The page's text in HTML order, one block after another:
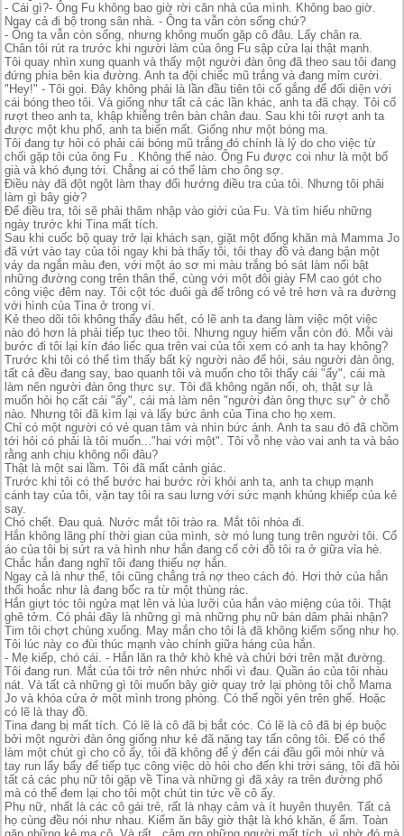
- Cái gì?- Ông Fu không bao giờ rời căn nhà của mình. Không bao giờ.
Ngay cả đi bộ trong sân nhà. - Ông ta vẫn còn sống chứ?
- Ông ta vẫn còn sống, nhưng không muốn gặp cô đâu. Lấy chân ra.
Chân tôi rút ra trước khi người làm của ông Fu sập cửa lại thật mạnh.
Tôi quay nhìn xung quanh và thấy một người đàn ông đã theo sau tôi đang
đứng phía bên kia đường. Anh ta đội chiếc mũ trắng và đang mỉm cười.
"Hey!" - Tôi gọi. Đây không phải là lần đầu tiên tôi cố gắng để đối diện với
cái bóng theo tôi. Và giống như tất cả các lần khác, anh ta đã chạy. Tôi cố
rượt theo anh ta, khập khiễng trên bàn chân đau. Sau khi tôi rượt anh ta
được một khu phố, anh ta biến mất. Giống như một bóng ma.
Tôi đang tự hỏi có phải cái bóng mũ trắng đó chính là lý do cho việc từ
chối gặp tôi của ông Fu . Không thể nào. Ông Fu được coi như là một bố
già và khó đụng tới. Chẳng ai có thể làm cho ông sợ.
Điều này đã đột ngột làm thay đổi hướng điều tra của tôi. Nhưng tôi phải
làm gì bây giờ?
Để điều tra, tôi sẽ phải thâm nhập vào giới của Fu. Và tìm hiểu những
ngày trước khi Tina mất tích.
Sau khi cuốc bộ quay trở lại khách sạn, giặt một đống khăn mà Mamma Jo
đã vứt vào tay của tôi ngay khi bà thấy tôi, tôi thay đồ và đang bận một
váy da ngắn màu đen, với một áo sơ mi màu trắng bó sát làm nổi bật
những đường cong trên thân thể, cùng với một đôi giày FM cao gót cho
công việc đêm nay. Tôi cột tóc đuôi gà để trông có vẻ trẻ hơn và ra đường
với hình của Tina ở trong ví.
Kẻ theo dõi tôi không thấy đâu hết, có lẽ anh ta đang làm việc một việc
nào đó hơn là phải tiếp tục theo tôi. Nhưng nguy hiểm vẫn còn đó. Mỗi vài
bước đi tôi lại kín đáo liếc qua trên vai của tôi xem có anh ta hay không?
Trước khi tôi có thể tìm thấy bất kỳ người nào để hỏi, sáu người đàn ông,
tất cả đều đang say, bao quanh tôi và muốn cho tôi thấy cái "ấy", cái mà
làm nên người đàn ông thực sự. Tôi đã không ngăn nổi, oh, thật sự là
muốn hỏi họ cất cái "ấy", cái mà làm nên "người đàn ông thực sự" ở chỗ
nào. Nhưng tôi đã kìm lại và lấy bức ảnh của Tina cho họ xem.
Chỉ có một người có vẻ quan tâm và nhìn bức ảnh. Anh ta sau đó đã chồm
tới hỏi có phải là tôi muốn..."hai với một". Tôi vỗ nhẹ vào vai anh ta và bảo
rằng anh chịu không nổi đâu?
Thật là một sai lầm. Tôi đã mất cảnh giác.
Trước khi tôi có thể bước hai bước rời khỏi anh ta, anh ta chụp mạnh
cánh tay của tôi, vặn tay tôi ra sau lưng với sức mạnh khủng khiếp của kẻ
say.
Chó chết. Đau quá. Nước mắt tôi trào ra. Mắt tôi nhòa đi.
Hắn không lãng phí thời gian của mình, sờ mó lung tung trên người tôi. Cổ
áo của tôi bị sứt ra và hình như hắn đang cố cởi đồ tôi ra ở giữa vỉa hè.
Chắc hắn đang nghĩ tôi đang thiếu nợ hắn.
Ngay cả là như thế, tôi cũng chẳng trả nợ theo cách đó. Hơi thở của hắn
thối hoắc như là đang bốc ra từ một thùng rác.
Hắn giựt tóc tôi ngửa mạt lên và lùa lưỡi của hắn vào miệng của tôi. Thật
ghê tởm. Có phải đây là những gì mà những phụ nữ bán dâm phải nhận?
Tim tôi chợt chùng xuống. May mắn cho tôi là đã không kiếm sống như họ.
Tôi lúc này co đùi thúc mạnh vào chính giữa háng của hắn.
- Mẹ kiếp, chó cái. - Hắn lăn ra thở khò khè và chửi bới trên mặt đường.
Tôi đang run. Mắt của tôi trở nên nhức nhối vì đau. Quần áo của tôi nhàu
nát. Và tất cả những gì tôi muốn bây giờ quay trở lại phòng tôi chỗ Mama
Jo và khóa cửa ở một mình trong phòng. Có thể ngồi yên trên ghế. Hoặc
có lẽ là thay đồ.
Tina đang bị mất tích. Có lẽ là cô đã bị bắt cóc. Có lẽ là cô đã bị ép buộc
bởi một người đàn ông giống như kẻ đã nặng tay tấn công tôi. Để có thể
làm một chút gì cho cô ấy, tôi đã không để ý đến cái đầu gối mỏi nhừ và
tay run lẩy bẩy để tiếp tục công việc dò hỏi cho đến khi trời sáng, tôi đã hỏi
tất cả các phụ nữ tôi gặp về Tina và những gì đã xảy ra trên đường phố
mà có thể đem lại cho tôi một chút tin tức về cô ấy.
Phụ nữ, nhất là các cô gái trẻ, rất là nhạy cảm và ít huyên thuyên. Tất cả
họ cùng đều nói như nhau. Kiếm ăn bây giờ thật là khó khăn, ế ẩm. Toàn
gặp những kẻ ma cô. Và rất...cảm ơn những người mất tích, vì nhờ đó mà